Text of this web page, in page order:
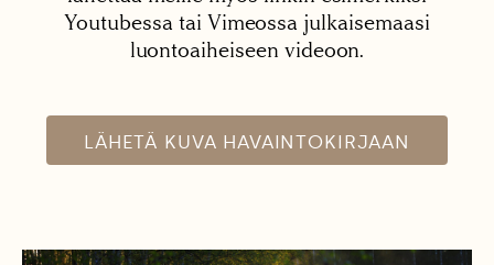
Youtubessa tai Vimeossa julkaisemaasi
luontoaiheiseen videoon.
LÄHETÄ KUVA HAVAINTOKIRJAAN